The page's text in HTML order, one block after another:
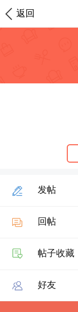
返回
发帖
回帖
帖子收藏
好友